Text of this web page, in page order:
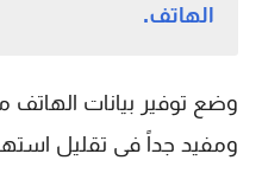
الهاتف.
وضع توفير بيانات الهاتف
ومفيد جداً فى تقليل